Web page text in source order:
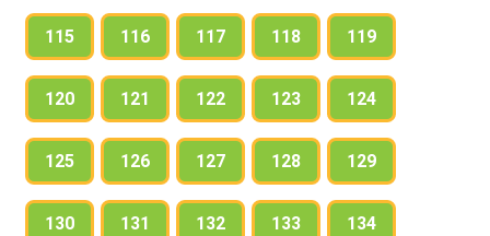
115 116 117 118 119
120 121 122 123 124
125 126 127 128 129
130 131 132 133 134